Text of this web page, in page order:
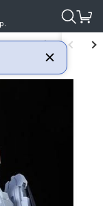
亞 MSV) HGUC 1/